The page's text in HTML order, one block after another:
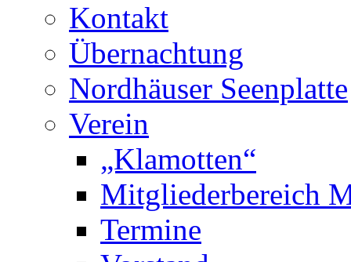
Kontakt
Übernachtung
Nordhäuser Seenplatte
Verein
„Klamotten“
Mitgliederbereich
Termine